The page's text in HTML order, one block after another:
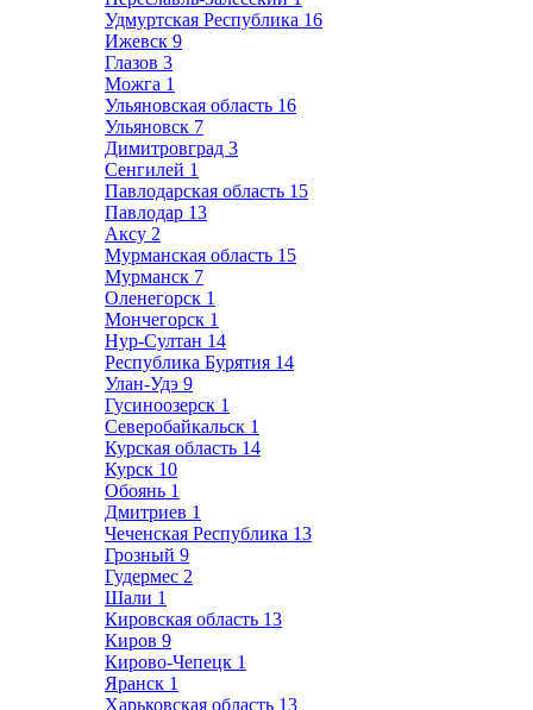
Удмуртская Республика 16
Ижевск 9
Глазов 3
Можга 1
Ульяновская область 16
Ульяновск 7
Димитровград 3
Сенгилей 1
Павлодарская область 15
Павлодар 13
Аксу 2
Мурманская область 15
Мурманск 7
Оленегорск 1
Мончегорск 1
Нур-Султан 14
Республика Бурятия 14
Улан-Удэ 9
Гусиноозерск 1
Северобайкальск 1
Курская область 14
Курск 10
Обоянь 1
Дмитриев 1
Чеченская Республика 13
Грозный 9
Гудермес 2
Шали 1
Кировская область 13
Киров 9
Кирово-Чепецк 1
Яранск 1
Харьковская область 13